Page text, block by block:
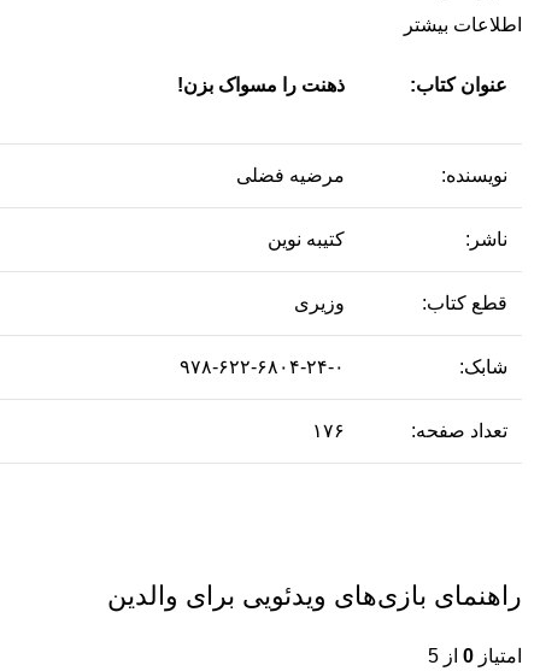
اطلاعات بیشتر
عنوان کتاب: ذهنت را مسواک بزن!
نویسنده: مرضیه فضلی
ناشر: کتیبه نوین
قطع کتاب: وزیری
شابک: ۹۷۸-۶۲۲-۶۸۰۴-۲۴-۰
تعداد صفحه: ۱۷۶
راهنمای بازی‌های ویدئویی برای والدین
امتیاز 0 از 5